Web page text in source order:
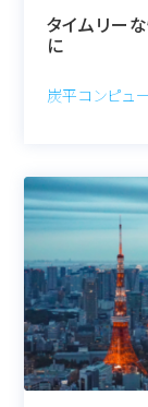
タイムリー
に
炭平コンピュ